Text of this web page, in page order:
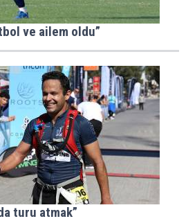
ve ailem oldu”
turu atmak”